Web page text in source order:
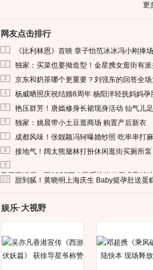
更
网友点击排行
1 《比利林恩》首映 章子怡范冰冰冯小刚捧
2 独家：买菜也要拗造型！金星携女逛街有
3 京东和奶茶哪个更重要？刘强东的回答全场
4 杨威晒照庆祝结婚8周年 杨阳洋轻抚妈妈孕
5 艳压群芳！唐嫣修身长裙现身活动 仙气儿足
6 独家：姚晨带小土豆逛商场 购置产后新衣
7 成都风味！张靓颖冯轲曝婚纱照 吃串串打
8 接地气！阔太熊黛林打扮休闲逛街买厕所泵
9
马蓉离婚后，砸1000万人民币给媒体要求删掉
10 甜到腻！黄晓明上海庆生 Baby挺孕肚送蛋
娱乐·大视野